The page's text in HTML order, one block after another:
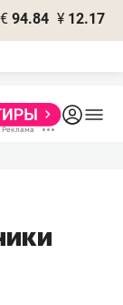
€ 94.84 ¥ 12.17